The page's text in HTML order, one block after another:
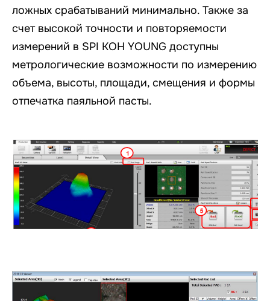
ложных срабатываний минимально. Также за
счет высокой точности и повторяемости
измерений в SPI KOH YOUNG доступны
метрологические возможности по измерению
объема, высоты, площади, смещения и формы
отпечатка паяльной пасты.